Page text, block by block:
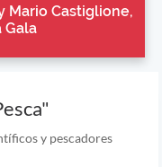
Mario Castiglione,
Gala
y pescadores